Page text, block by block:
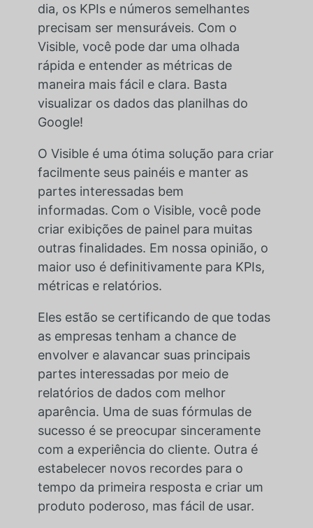
dia, os KPIs e números semelhantes
precisam ser mensuráveis. Com o
Visible, você pode dar uma olhada
rápida e entender as métricas de
maneira mais fácil e clara. Basta
visualizar os dados das planilhas do
Google!
O Visible é uma ótima solução para criar
facilmente seus painéis e manter as
partes interessadas bem
informadas. Com o Visible, você pode
criar exibições de painel para muitas
outras finalidades. Em nossa opinião, o
maior uso é definitivamente para KPIs,
métricas e relatórios.
Eles estão se certificando de que todas
as empresas tenham a chance de
envolver e alavancar suas principais
partes interessadas por meio de
relatórios de dados com melhor
aparência. Uma de suas fórmulas de
sucesso é se preocupar sinceramente
com a experiência do cliente. Outra é
estabelecer novos recordes para o
tempo da primeira resposta e criar um
produto poderoso, mas fácil de usar.